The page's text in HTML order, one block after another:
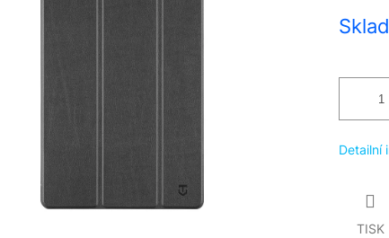
cena:
Detailní
TISK